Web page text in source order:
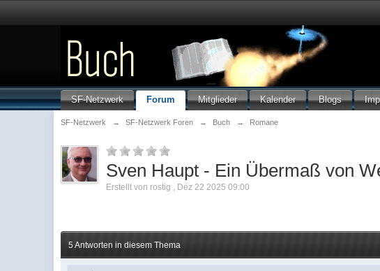
SF-Netzwerk Forum Mitglieder Kalender Blogs
SF-Netzwerk → SF-Netzwerk Foren → Buch → Romane
Sven Haupt - Ein Übermaß von
Erstellt von rostig , Dez 22 2025 09:00
5 Antworten in diesem Thema